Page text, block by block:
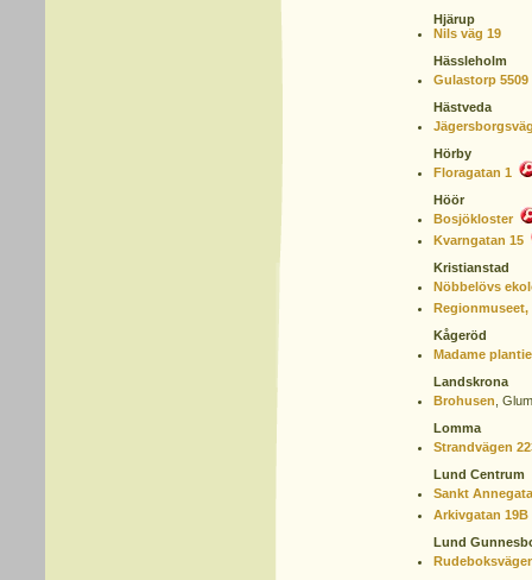
Hjärup
Nils väg 19
Hässleholm
Gulastorp 5509
Hästveda
Hörby
Floragatan 1
Höör
Bosjökloster
Kvarngatan 15
Kristianstad
Nöbbelövs
Regionmuseet,
Kågeröd
Madame
Landskrona
Brohusen
Lomma
Strandvägen
Lund Centrum
Sankt
Arkivgatan 19B
Lund